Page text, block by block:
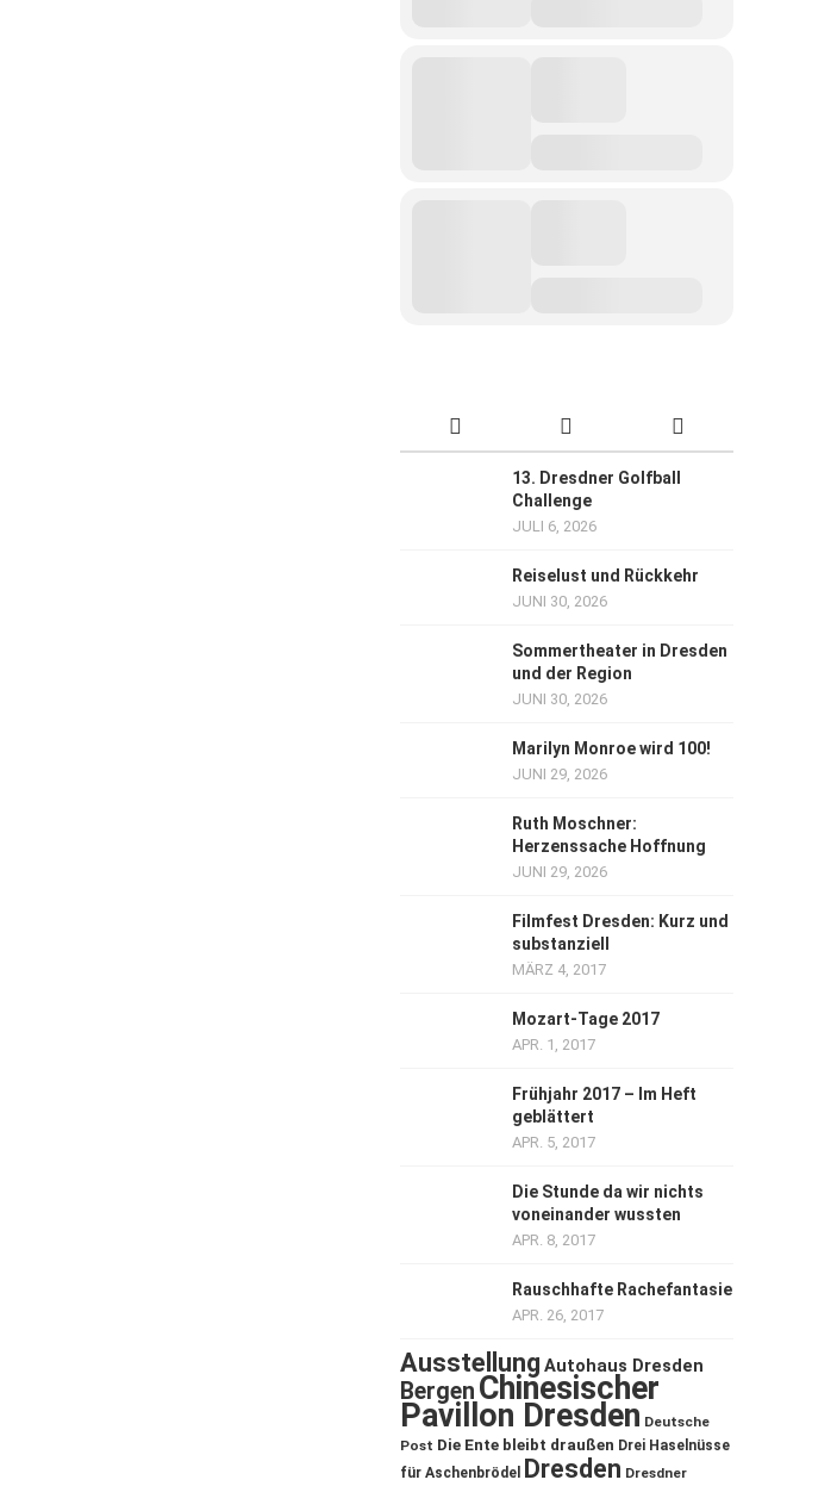
13. Dresdner Golfball
Challenge
JULI 6, 2026
Reiselust und Rückkehr
JUNI 30, 2026
Sommertheater in Dresden
und der Region
JUNI 30, 2026
Marilyn Monroe wird 100!
JUNI 29, 2026
Ruth Moschner:
Herzenssache Hoffnung
JUNI 29, 2026
Filmfest Dresden: Kurz und
substanziell
MÄRZ 4, 2017
Mozart-Tage 2017
APR. 1, 2017
Frühjahr 2017 – Im Heft
geblättert
APR. 5, 2017
Die Stunde da wir nichts
voneinander wussten
APR. 8, 2017
Rauschhafte Rachefantasie
APR. 26, 2017
Ausstellung Autohaus Dresden
Bergen Chinesischer
Pavillon Dresden Deutsche
Post Die Ente bleibt draußen Drei Haselnüsse
für Aschenbrödel
Dresden Dresdner